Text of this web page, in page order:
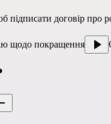
підписати договір про
щодо покращення